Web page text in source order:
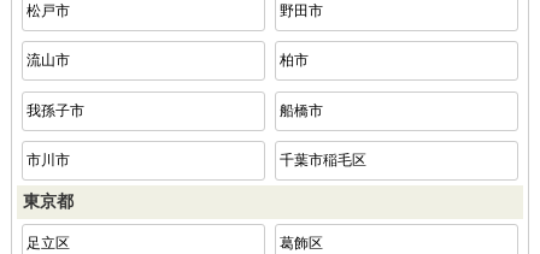
松戸市 野田市
流山市 柏市
我孫子市 船橋市
市川市 千葉市稲毛区
東京都
足立区 葛飾区